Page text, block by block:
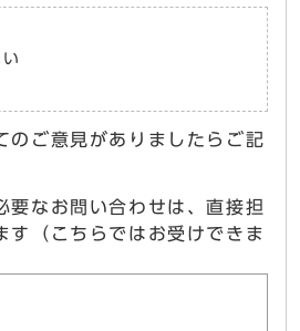
のご意見がありましたらご記
要なお問い合わせは、直接担
す（こちらではお受けできま